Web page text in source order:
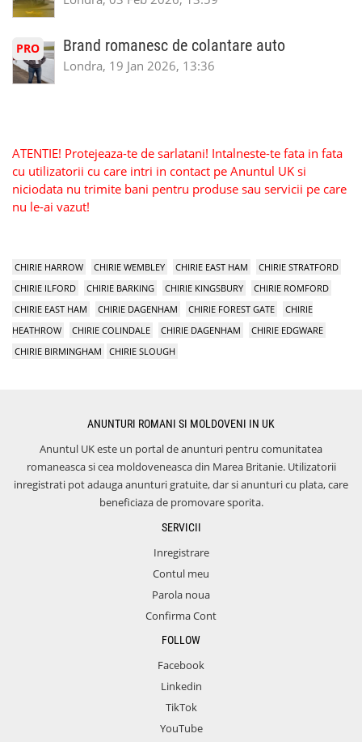
PRO Brand romanesc de colantare auto
Londra, 19 Jan 2026, 13:36
ATENTIE! Protejeaza-te de sarlatani! Intalneste-te fata in fata
cu utilizatorii cu care intri in contact pe Anuntul UK si
niciodata nu trimite bani pentru produse sau servicii pe care
nu le-ai vazut!
CHIRIE HARROW CHIRIE WEMBLEY CHIRIE EAST HAM
CHIRIE STRATFORD
CHIRIE ILFORD
CHIRIE BARKING CHIRIE KINGSBURY
CHIRIE ROMFORD
CHIRIE EAST HAM
CHIRIE DAGENHAM CHIRIE FOREST GATE
CHIRIE
HEATHROW
CHIRIE COLINDALE CHIRIE DAGENHAM
CHIRIE EDGWARE
CHIRIE BIRMINGHAM
CHIRIE SLOUGH
ANUNTURI ROMANI SI MOLDOVENI IN UK
Anuntul UK este un portal de anunturi pentru comunitatea
romaneasca si cea moldoveneasca din Marea Britanie. Utilizatorii
inregistrati pot adauga anunturi gratuite, dar si anunturi cu plata, care
beneficiaza de promovare sporita.
SERVICII
Inregistrare
Contul meu
Parola noua
Confirma Cont
FOLLOW
Facebook
Linkedin
TikTok
YouTube